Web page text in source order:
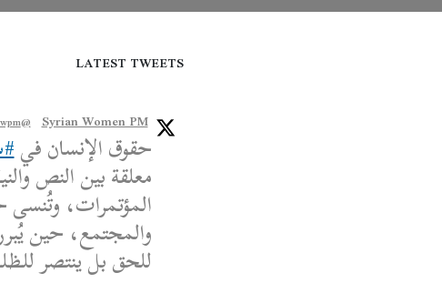
LATEST TWEETS
Syrian Women PM
@syriawpm
حقوق الإنسان في
معلقة بين النص
المؤتمرات،
والمجتمع، حين
للحق بل ينتصر